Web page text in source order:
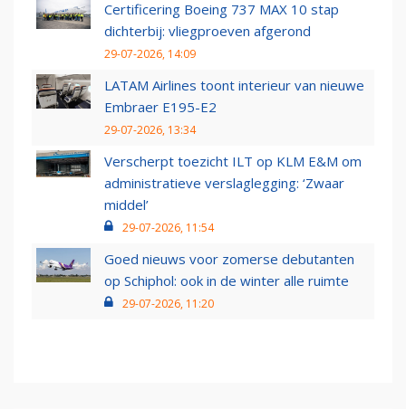
Certificering Boeing 737 MAX 10 stap
dichterbij: vliegproeven afgerond
29-07-2026, 14:09
LATAM Airlines toont interieur van nieuwe
Embraer E195-E2
29-07-2026, 13:34
Verscherpt toezicht ILT op KLM E&M om
administratieve verslaglegging: ‘Zwaar
middel’
29-07-2026, 11:54
Goed nieuws voor zomerse debutanten
op Schiphol: ook in de winter alle ruimte
29-07-2026, 11:20